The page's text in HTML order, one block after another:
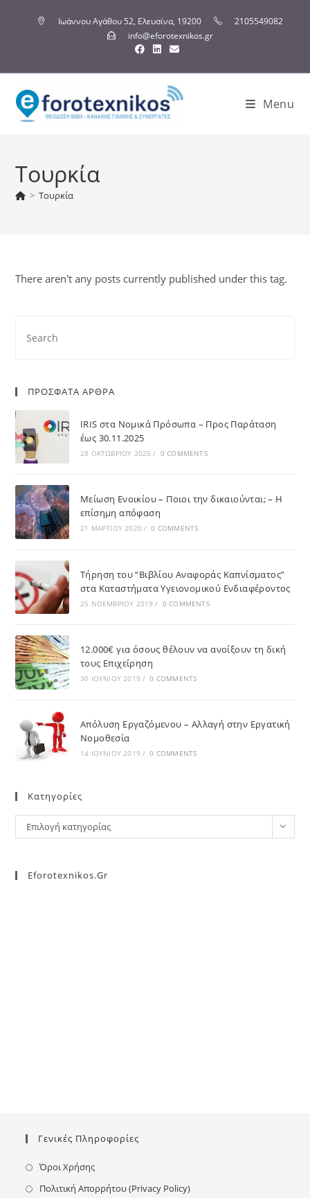
Ιωάννου Αγάθου 52, Ελευσίνα, 19200
2105549082
info@eforotexnikos.gr
Menu
Τουρκία
> Τουρκία
There aren't any posts currently published under this tag.
ΠΡΟΣΦΑΤΑ ΑΡΘΡΑ
IRIS στα Νομικά Πρόσωπα – Προς Παράταση
έως 30.11.2025
28 ΟΚΤΩΒΡΊΟΥ 2025 / 0 COMMENTS
Μείωση Ενοικίου – Ποιοι την δικαιούνται; – Η
επίσημη απόφαση
21 ΜΑΡΤΊΟΥ 2020 / 0 COMMENTS
Τήρηση του “Βιβλίου Αναφοράς Καπνίσματος”
στα Καταστήματα Υγειονομικού Ενδιαφέροντος
25 ΝΟΕΜΒΡΊΟΥ 2019 / 0 COMMENTS
12.000€ για όσους θέλουν να ανοίξουν τη δική
τους Επιχείρηση
30 ΙΟΥΝΊΟΥ 2019 / 0 COMMENTS
Απόλυση Εργαζόμενου – Αλλαγή στην Εργατική
Νομοθεσία
14 ΙΟΥΝΊΟΥ 2019 / 0 COMMENTS
Kατηγορίες
Επιλογή κατηγορίας
Eforotexnikos.gr
Γενικές Πληροφορίες
Όροι Χρήσης
Πολιτική Απορρήτου (Privacy Policy)